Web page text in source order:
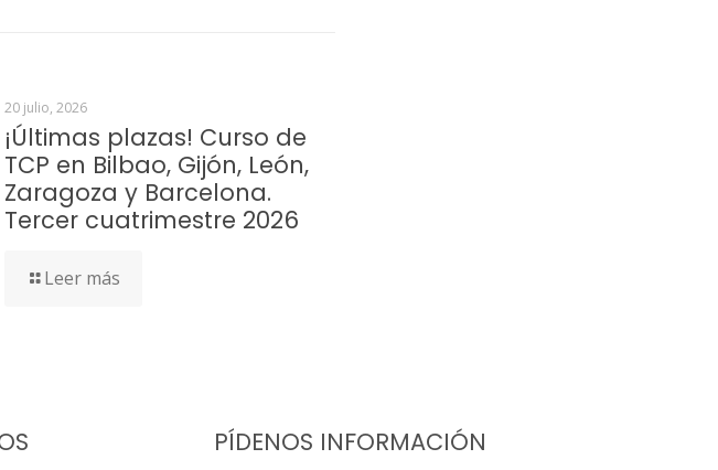
20 julio, 2026
¡Últimas plazas! Curso de
TCP en Bilbao, Gijón, León,
Zaragoza y Barcelona.
Tercer cuatrimestre 2026
Leer más
PÍDENOS INFORMACIÓN